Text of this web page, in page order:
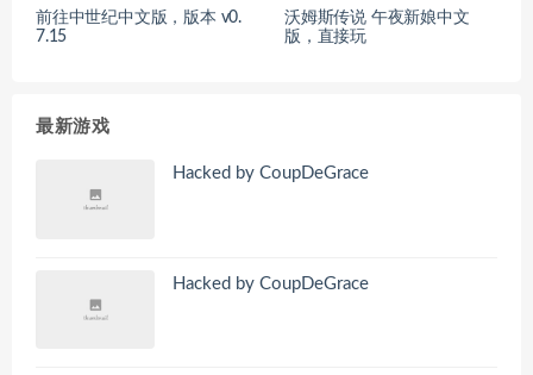
前往中世纪中文版，版本 v0.
7.15
沃姆斯传说 午夜新娘中文
版，直接玩
最新游戏
Hacked by CoupDeGrace
Hacked by CoupDeGrace